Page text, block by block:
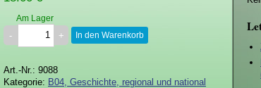
Am Lager
In den Warenkorb
Art.-Nr.: 9088
Kategorie: B04, Geschichte, regional und national